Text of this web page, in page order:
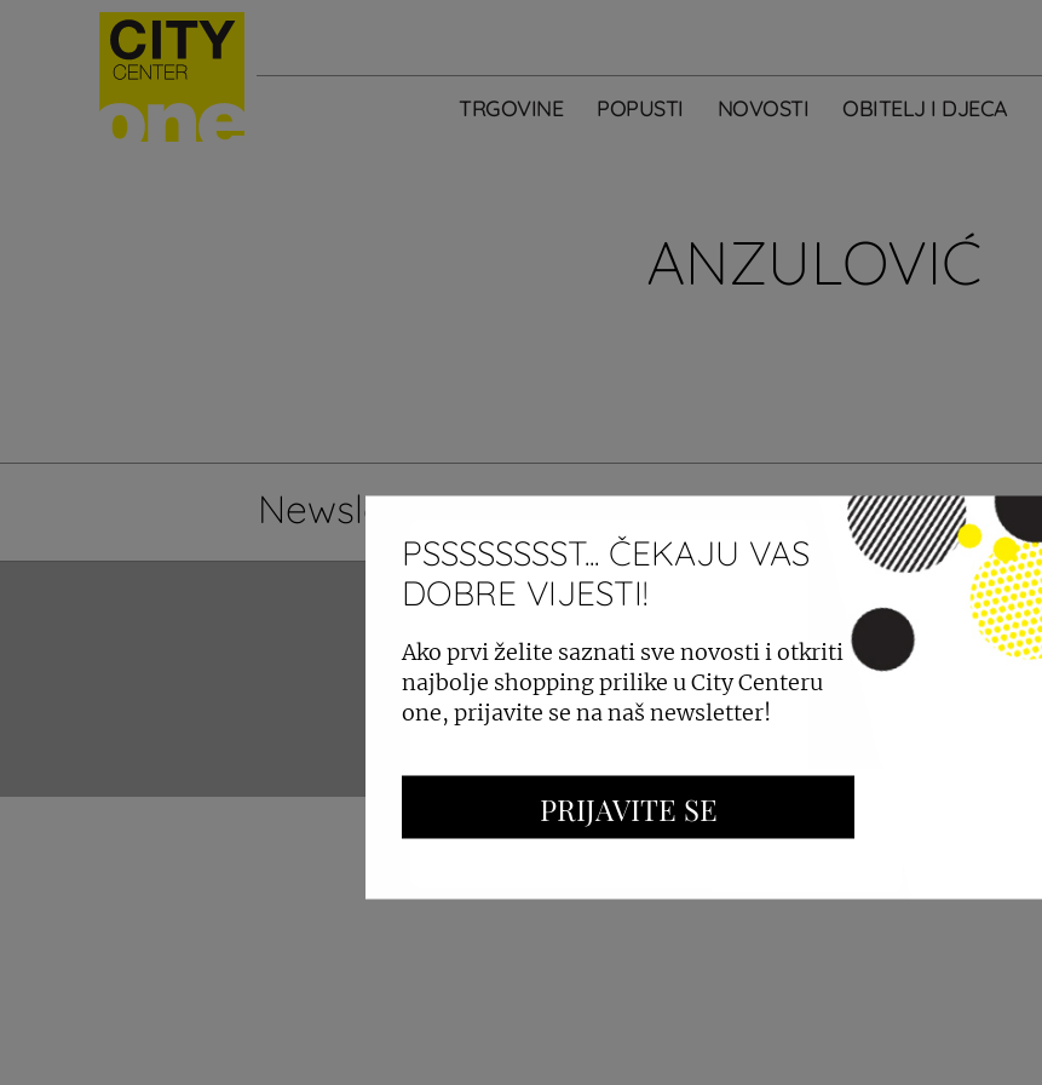
TRGOVINE POPUSTI NOVOSTI OBITELJ I DJECA
ANZULOVIĆ
Newsletter Želim primati newsletter City Centera one.
OGLAŠAVANJE I PROMOCIJE
PSSSSSSSST... ČEKAJU VAS
DOBRE VIJESTI!
Ako prvi želite saznati sve novosti i otkriti
najbolje shopping prilike u City Centeru
one, prijavite se na naš newsletter!
PRIJAVITE SE